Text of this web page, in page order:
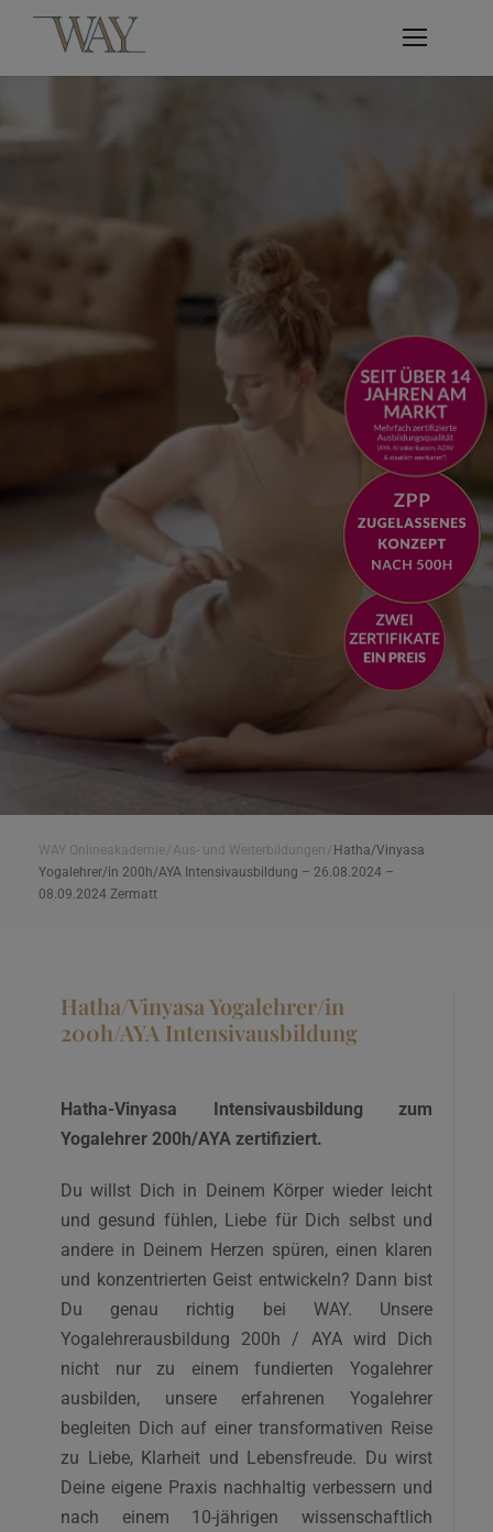
WAY Onlineakademie/ Aus- und Weiterbildungen / Hatha/Vinyasa
Yogalehrer/in 200h/AYA Intensivausbildung – 26.08.2024 –
08.09.2024 Zermatt
Hatha/Vinyasa Yogalehrer/in
200h/AYA Intensivausbildung
Hatha-Vinyasa Intensivausbildung zum
Yogalehrer 200h/AYA zertifiziert.
Du willst Dich in Deinem Körper wieder leicht
und gesund fühlen, Liebe für Dich selbst und
andere in Deinem Herzen spüren, einen klaren
und konzentrierten Geist entwickeln? Dann bist
Du genau richtig bei WAY. Unsere
Yogalehrerausbildung 200h / AYA wird Dich
nicht nur zu einem fundierten Yogalehrer
ausbilden, unsere erfahrenen Yogalehrer
begleiten Dich auf einer transformativen Reise
zu Liebe, Klarheit und Lebensfreude. Du wirst
Deine eigene Praxis nachhaltig verbessern und
nach einem 10-jährigen wissenschaftlich